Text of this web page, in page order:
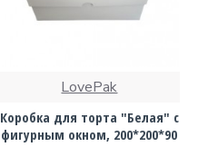
LovePak
Коробка для торта "Белая" с
фигурным окном, 200*200*90